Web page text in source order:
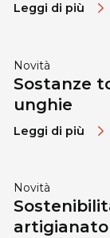
Leggi di più
Novità
Sostanze
unghie
Leggi di più
Novità
artigianato